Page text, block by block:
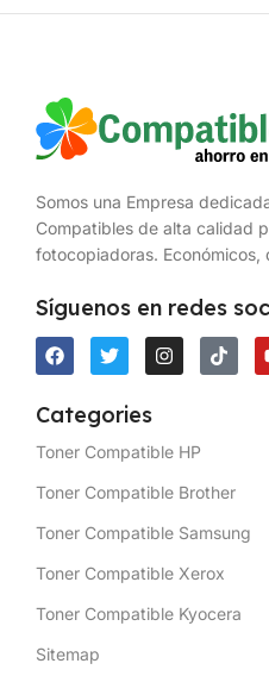
Somos una Empresa
Compatibles de alta calidad
fotocopiadoras.
Síguenos en redes
Categories
Toner Compatible HP
Toner Compatible Brother
Toner Compatible Samsung
Toner Compatible Xerox
Toner Compatible Kyocera
Sitemap